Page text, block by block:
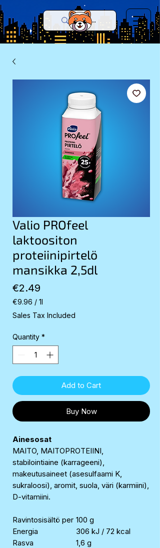
Valio PROfeel
laktoositon
proteiinipirtelö
mansikka 2,5dl
€2.49
€9.96 / 1l
€9.96
per
Liter
Sales Tax Included
Quantity *
Add to Cart
Buy Now
Ainesosat
MAITO, MAITOPROTEIINI,
stabilointiaine (karrageeni),
makeutusaineet (asesulfaami K,
sukraloosi), aromit, suola, väri (karmiini),
D-vitamiini.
Ravintosisältö per 100 g
Energia
306 kJ / 72 kcal
Rasva
1,6 g